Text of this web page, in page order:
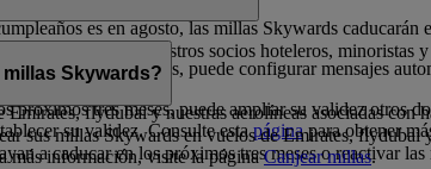
es en agosto, las millas Skywards caducarán
próximos doce meses, puede configurar mensajes
próximos tres meses, puede ampliar su validez otros
su validez. Consulte estapáginapara obtener
en premios con nuestros socios hoteleros, minoristas
flydubai y nuestras aerolíneas asociadas con
a caducar en los próximos tres meses o reactivar
Skywards?
sus millas Skywards en vuelos de Emirates,
más información, visite la páginaCanjear millas.